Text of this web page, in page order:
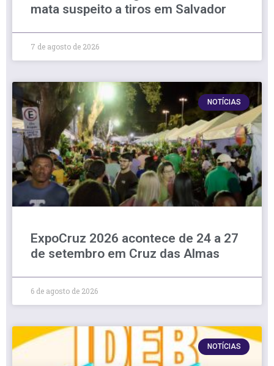
mata suspeito a tiros em Salvador
7 de agosto de 2026
NOTÍCIAS
ExpoCruz 2026 acontece de 24 a 27
de setembro em Cruz das Almas
6 de agosto de 2026
NOTÍCIAS